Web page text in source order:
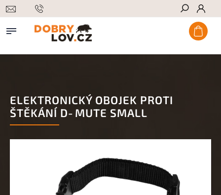
Hledat
ELEKTRONICKÝ OBOJEK PROTI
ŠTĚKÁNÍ D‑MUTE SMALL